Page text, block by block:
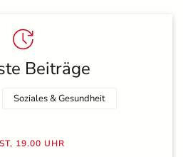
Beiträge
Soziales & Gesundheit
19.00 UHR